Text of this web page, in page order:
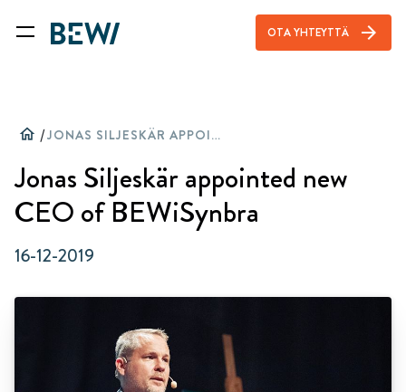
OTA YHTEYTTÄ arrow_forward
home / JONAS SILJESKÄR APPOINTED NEW CEO OF BEWISYNBRA
Jonas Siljeskär appointed new
CEO of BEWiSynbra
16-12-2019